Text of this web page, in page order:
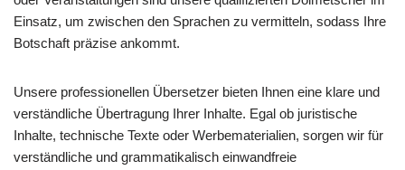
Einsatz, um zwischen den Sprachen zu vermitteln, sodass Ihre
Botschaft präzise ankommt.
Unsere professionellen Übersetzer bieten Ihnen eine klare und
verständliche Übertragung Ihrer Inhalte. Egal ob juristische
Inhalte, technische Texte oder Werbematerialien, sorgen wir für
verständliche und grammatikalisch einwandfreie